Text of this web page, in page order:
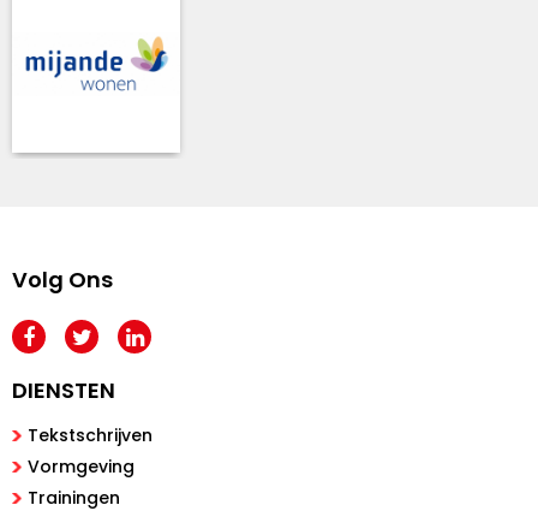
Volg Ons
DIENSTEN
Tekstschrijven
Vormgeving
Trainingen